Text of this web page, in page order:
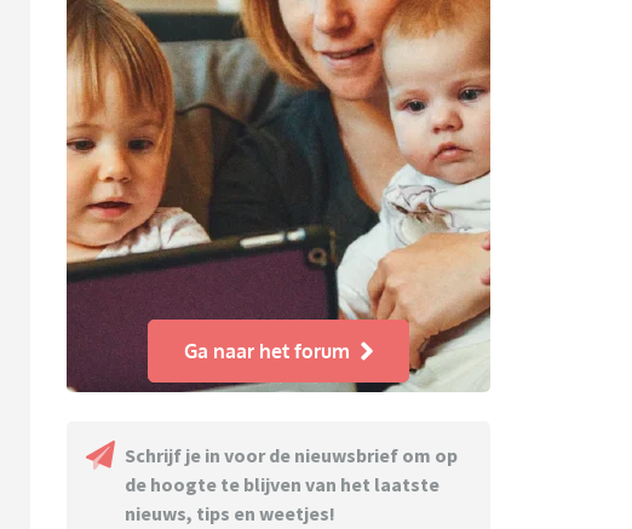
Ga naar het forum
Schrijf je in voor de nieuwsbrief om op
de hoogte te blijven van het laatste
nieuws, tips en weetjes!